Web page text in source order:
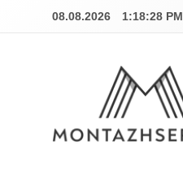
08.08.2026 1:18:29 PM